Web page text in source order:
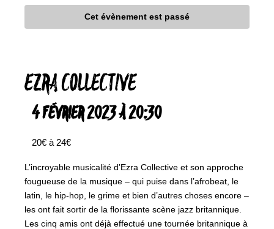
Cet évènement est passé
EZRA COLLECTIVE
4 FÉVRIER 2023 À 20:30
20€ à 24€
L’incroyable musicalité d’Ezra Collective et son approche
fougueuse de la musique – qui puise dans l’afrobeat, le
latin, le hip-hop, le grime et bien d’autres choses encore –
les ont fait sortir de la florissante scène jazz britannique.
Les cinq amis ont déjà effectué une tournée britannique à